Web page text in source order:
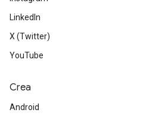
LinkedIn
X (Twitter)
YouTube
Crea
Android